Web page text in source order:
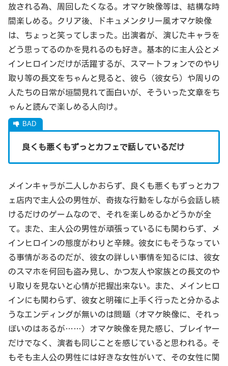
放される為、周回したくなる。オマケ映像等は、結構な時
間楽しめる。クリア後、ドキュメンタリー風オマケ映像
は、ちょっと笑ってしまった。出演者が、演じたキャラを
どう思ってるのかを見れるのも好き。基本的に主人公とメ
インヒロインだけが活躍するが、スマートフォンでのやり
取り等の長文をちゃんと見ると、彼ら（彼女ら）や周りの
人たちの日常が垣間見れて面白いが、そういった文章をち
ゃんと読んで楽しめる人向け。
良くも悪くもずっとカフェで話しているだけ
メインキャラが二人しかおらず、良くも悪くもずっとカフ
ェ店内で主人公の男性が、奇抜な行動をしながら会話し続
けるだけのゲームなので、それを楽しめるかどうかが全
て。また、主人公の男性が頑張っているにも関わらず、メ
インヒロインの態度がわりと辛辣。彼女にもそうなってい
る事情があるのだが、彼女の詳しい事情を知るには、彼女
のスマホを何回も盗み見し、かつ友人や家族との長文のや
り取りを見ないと心情が把握出来ない。また、メインヒロ
インにも関わらず、彼女と明確に上手く行ったと分かるよ
うなエンディングが無いのは問題（オマケ映像に、それっ
ぽいのはあるが……）オマケ映像を見た感じ、プレイヤー
だけでなく、演者も同じことを感じていると思われる。そ
もそも主人公の男性には好きな女性がいて、その女性に関